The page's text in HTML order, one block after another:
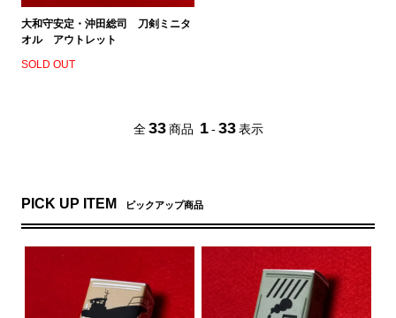
大和守安定・沖田総司 刀剣ミニタ
オル アウトレット
SOLD OUT
全 33 商品 1 - 33 表示
PICK UP ITEM ピックアップ商品